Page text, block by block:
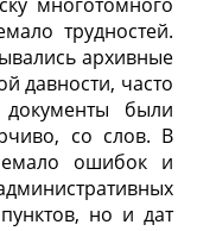
трудностей.
архивные
давности, часто
были
со слов. В
ошибок и
но и дат